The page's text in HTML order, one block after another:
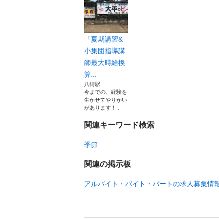
「夏期講習&
小集団指導講
師最大時給換
算...
八街駅
今までの、経験を
生かせてやりがい
があります！...
関連キーワード検索
季節
関連の掲示板
アルバイト・バイト・パートの求人募集情